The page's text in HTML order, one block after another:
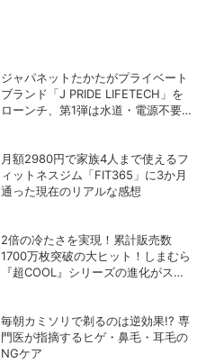
ジャパネットたかたがプライベート
ブランド「J PRIDE LIFETECH」を
ローンチ、第1弾は水道・電源不要
月額2980円で家族4人まで使えるフ
ィットネスジム「FIT365」に3か月
通った現在のリアルな感想
2倍の冷たさを実現！累計販売数
1700万枚突破の大ヒット！しまむら
『超COOL』シリーズの進化がスゴ
毎朝カミソリで剃るのは逆効果!? 専
門医が指摘するヒゲ・鼻毛・耳毛の
NGケア